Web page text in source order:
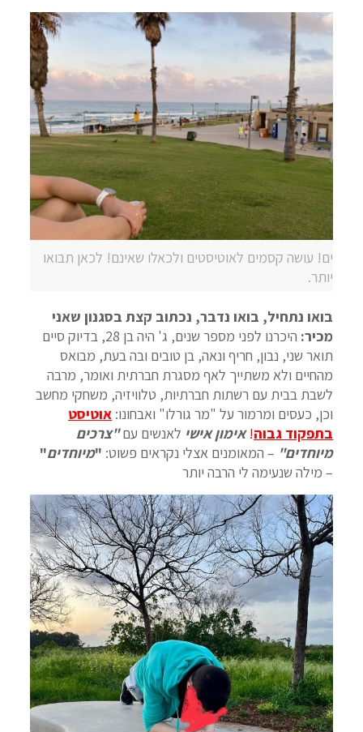
ים! עושה קסמים לאוטיסטים ולכאלו שאינם! לכאן תבואו
יותר.
בואו נתחיל, בואו נדבר, נכתוב קצת בסגנון שאני
מכיר:
היכרנו לפני מספר שנים, ג' היה בן 28, בדיוק סיים
תואר שני, נבון, חריף ונאה, בן טובים ובה בעת, מבואס
מהחיים ולא משתייך לאף מסגרת חברתית ואומר, מרבה
לשבת בבית עם רשתות חברתיות, טלוויזיה, משחקי מחשב
וכן, כעסים ומרמור על "מר גורלו" ואבחונו: אוטיסט
בתפקוד גבוה!אימון אישי לאנשים עם"צרכים
מיוחדים" – המאומנים אצלי נקראים פשוט: "מיוחדים"
– מילה שנעימה לי הרבה יותר